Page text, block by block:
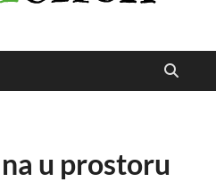
u prostoru